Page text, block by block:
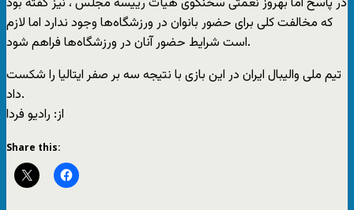
که مخالفت کلی برای حضور بانوان در ورزشگاه‌ها وجود ندارد اما لازم
است شرايط حضور آنان در ورزشگاه‌ها فراهم شود.
تيم ملی واليبال ايران در این بازی با نتيجه سه بر صفر ايتاليا را شکست
داد.
از: راديو فردا
Share this: